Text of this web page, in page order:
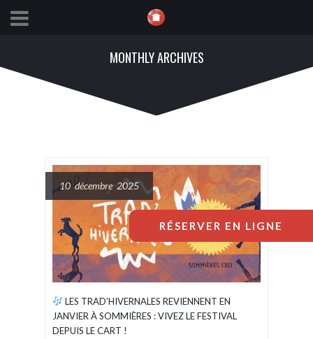
MONTHLY ARCHIVES
10 décembre 2025
LES TRAD’HIVERNALES REVIENNENT EN
JANVIER À SOMMIÈRES : VIVEZ LE FESTIVAL
DEPUIS LE CART !
RÉSERVER EN LIGNE